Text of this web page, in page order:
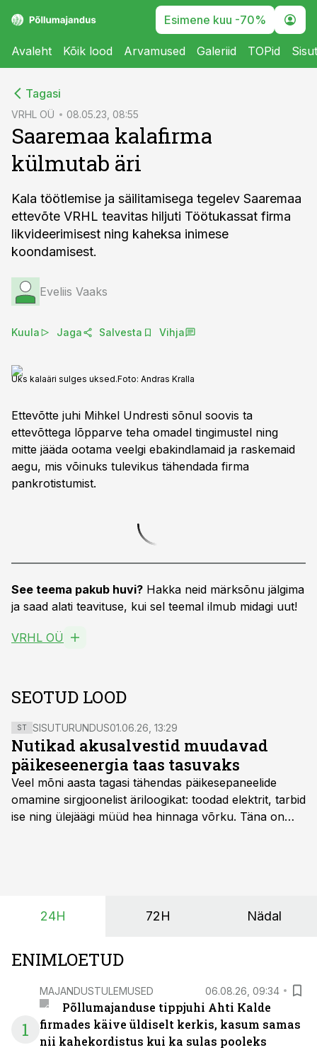
Esimene kuu -70%
Avaleht Kõik lood Arvamused Galeriid TOPid
Tagasi
VRHL OÜ 08.05.23, 08:55
Saaremaa kalafirma
külmutab äri
Kala töötlemise ja säilitamisega tegelev Saaremaa
ettevõte VRHL teavitas hiljuti Töötukassat firma
likvideerimisest ning kaheksa inimese
koondamisest.
Eveliis Vaaks
Kuula Jaga Salvesta Vihja
Üks kalaäri sulges uksed.Foto: Andras Kralla
Ettevõtte juhi Mihkel Undresti sõnul soovis ta
ettevõttega lõpparve teha omadel tingimustel ning
mitte jääda ootama veelgi ebakindlamaid ja raskemaid
aegu, mis võinuks tulevikus tähendada firma
pankrotistumist.
See teema pakub huvi? Hakka neid märksõnu jälgima
ja saad alati teavituse, kui sel teemal ilmub midagi uut!
VRHL OÜ
SEOTUD LOOD
ST SISUTURUNDUS01.06.26, 13:29
Nutikad akusalvestid muudavad
päikeseenergia taas tasuvaks
Veel mõni aasta tagasi tähendas päikesepaneelide
omamine sirgjoonelist äriloogikat: toodad elektrit, tarbid
ise ning ülejäägi müüd hea hinnaga võrku. Täna on
põllumajandusettevõtete jaoks üheks olulisemaks
24H 72H Nädal
ENIMLOETUD
1
MAJANDUSTULEMUSED 06.08.26, 09:34
Põllumajanduse tippjuhi Ahti Kalde
firmades käive üldiselt kerkis, kasum samas
nii kahekordistus kui ka sulas pooleks